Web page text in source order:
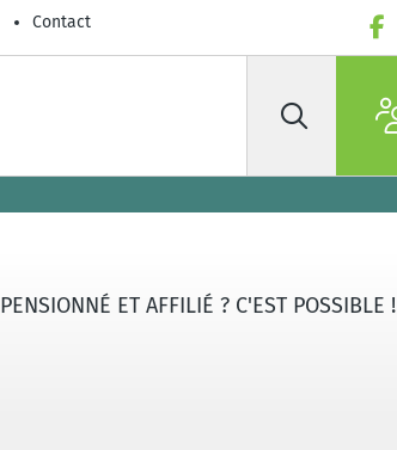
Contact
Rechercher
PENSIONNÉ ET AFFILIÉ ? C'EST POSSIBLE !